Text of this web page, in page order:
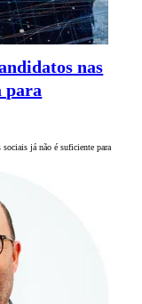
nas
para
sociais já não é suficiente para